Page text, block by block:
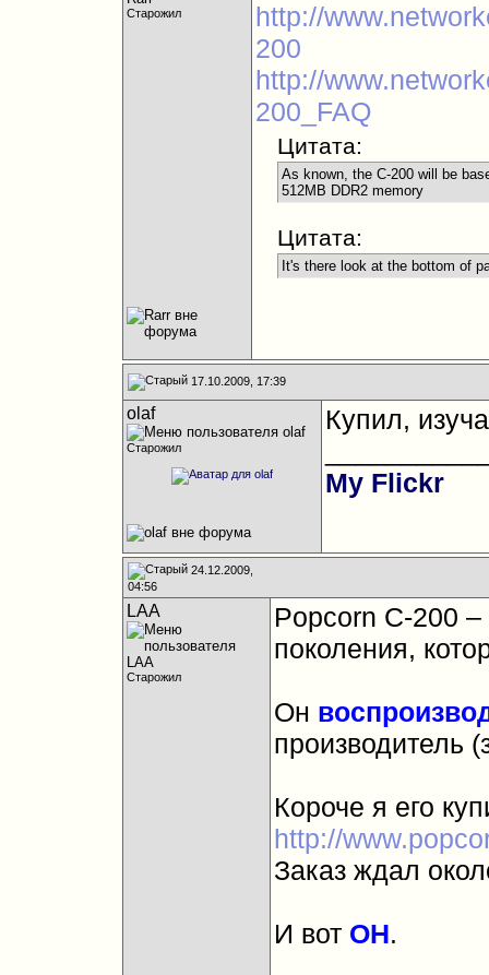
Старожил
http://
200
http://
200_FAQ
Цитата:
As known, the C-200 will be
512MB DDR2 memory
Цитата:
It's there look at the bottom of
17.10.2009, 17:39
olaf
Старожил
Купил,
My Flickr
24.12.2009,
04:56
LAA
Старожил
Popcorn C-200
поколения,
Он
производитель
Короче я его
http://
Заказ ждал
И вот ОН.